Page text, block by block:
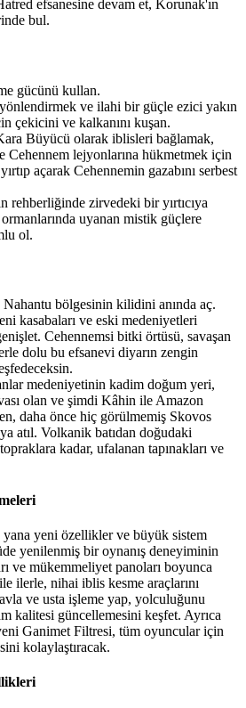
efsanesine devam et, Korunak'ın
bul.
gücünü kullan.
ve ilahi bir güçle ezici yakın
çekicini ve kalkanını kuşan.
Büyücü olarak iblisleri bağlamak,
Cehennem lejyonlarına hükmetmek için
açarak Cehennemin gazabını serbest
rehberliğinde zirvedeki bir yırtıcıya
uyanan mistik güçlere
ol.
bölgesinin kilidini anında aç.
kasabaları ve eski medeniyetleri
Cehennemsi bitki örtüsü, savaşan
dolu bu efsanevi diyarın zengin
medeniyetinin kadim doğum yeri,
olan ve şimdi Kâhin ile Amazon
daha önce hiç görülmemiş Skovos
atıl. Volkanik batıdan doğudaki
kadar, ufalanan tapınakları ve
yana yeni özellikler ve büyük sistem
yenilenmiş bir oynanış deneyiminin
ve mükemmeliyet panoları boyunca
ilerle, nihai iblis kesme araçlarını
ve usta işleme yap, yolculuğunu
kalitesi güncellemesini keşfet. Ayrıca
Ganimet Filtresi, tüm oyuncular için
kolaylaştıracak.